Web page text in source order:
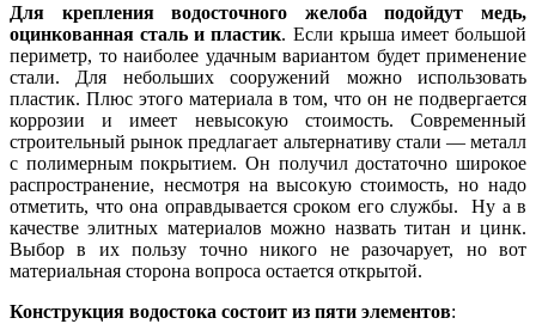
Для крепления водосточного желоба подойдут медь,
оцинкованная сталь и пластик. Если крыша имеет большой
периметр, то наиболее удачным вариантом будет применение
стали. Для небольших сооружений можно использовать
пластик. Плюс этого материала в том, что он не подвергается
коррозии и имеет невысокую стоимость. Современный
строительный рынок предлагает альтернативу стали — металл
с полимерным покрытием. Он получил достаточно широкое
распространение, несмотря на высокую стоимость, но надо
отметить, что она оправдывается сроком его службы. Ну а в
качестве элитных материалов можно назвать титан и цинк.
Выбор в их пользу точно никого не разочарует, но вот
материальная сторона вопроса остается открытой.
Конструкция водостока состоит из пяти элементов: